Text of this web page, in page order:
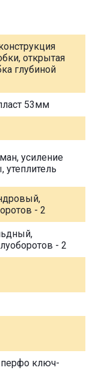
открытая
глубиной
53мм
усиление
утеплитель
- 2
- 2
перфо ключ-